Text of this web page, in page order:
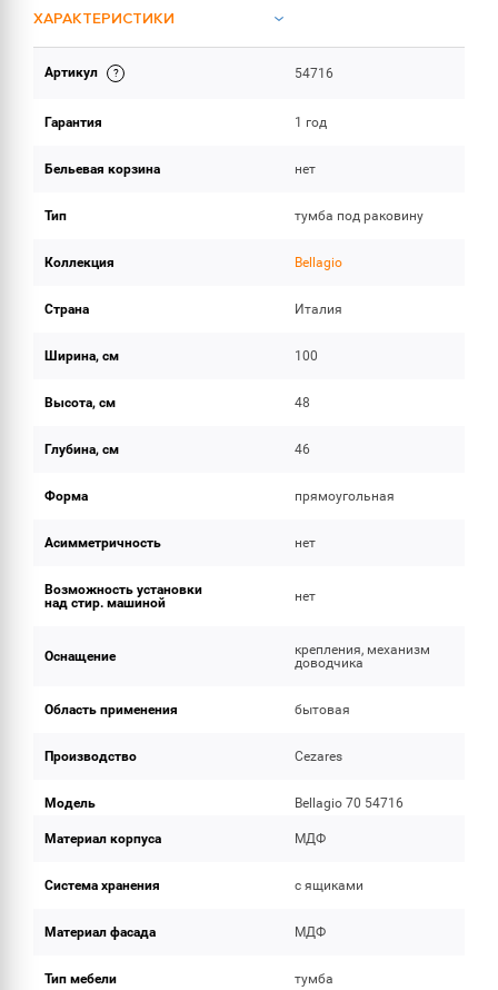
ХАРАКТЕРИСТИКИ
ОБЪЕМ ПОСТАВКИ
Артикул 54716
Гарантия 1 год
Бельевая корзина нет
Тип тумба под раковину
Коллекция Bellagio
Страна Италия
Ширина, см 100
Высота, см 48
Глубина, см 46
Форма прямоугольная
Асимметричность нет
Возможность установки
над стир. машиной
нет
Оснащение
крепления, механизм
доводчика
Область применения бытовая
Производство Cezares
Модель Bellagio 70 54716
Материал корпуса МДФ
Система хранения с ящиками
Материал фасада МДФ
Тип мебели тумба